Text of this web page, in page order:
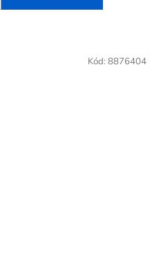
Kód: 8876404